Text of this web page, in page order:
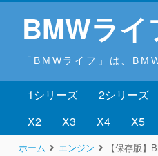
BMWライ
「BMWライフ」は、
1シリーズ 2シリーズ
X2
X3 X4 X5
ホーム エンジン 【保存版